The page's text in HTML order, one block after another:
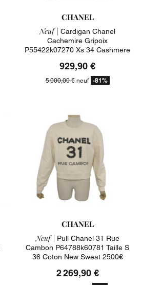
CHANEL
Neuf | Cardigan Chanel
Cachemire Gripoix
P55422k07270 Xs 34 Cashmere
929,90 €
5 000,00 €neuf -81%
CHANEL
Neuf | Pull Chanel 31 Rue
Cambon P64788k60781 Taille S
36 Coton New Sweat 2500€
2 269,90 €